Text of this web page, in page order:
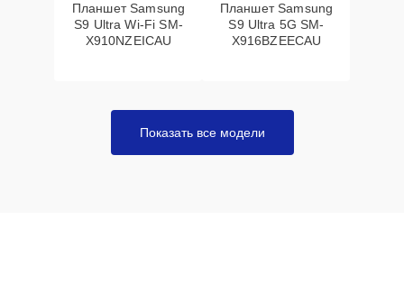
Планшет Samsung
S9 Ultra Wi-Fi SM-
X910NZEICAU
Планшет Samsung
S9 Ultra 5G SM-
X916BZEECAU
Показать все модели